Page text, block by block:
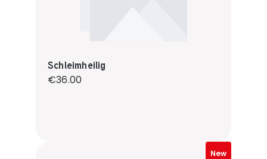
Schleimheilig
Regular price:
€36.00
New